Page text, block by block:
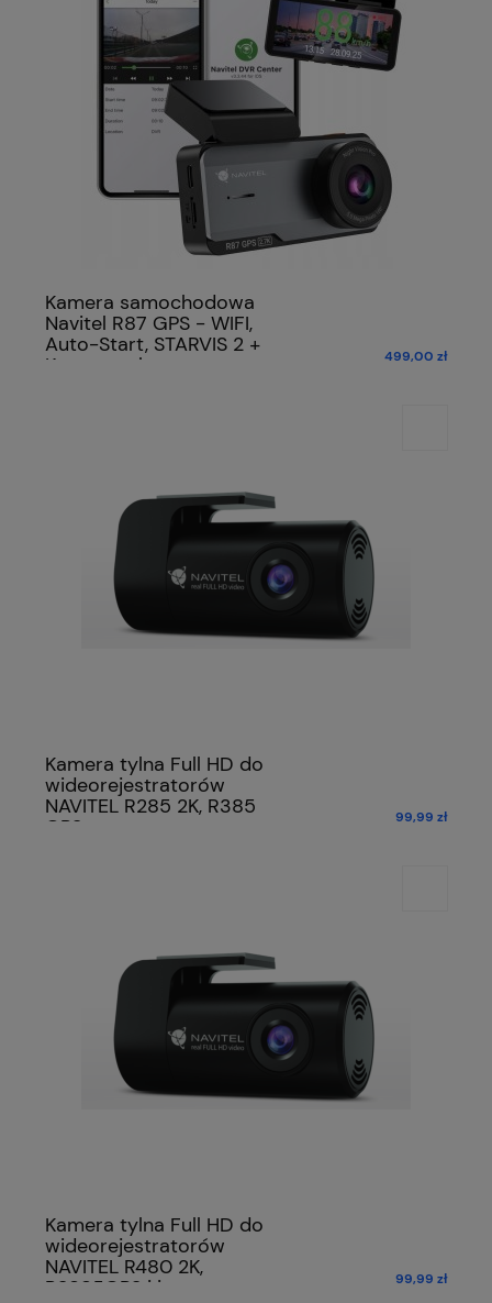
Kamera samochodowa
Navitel R87 GPS - WIFI,
Auto-Start, STARVIS 2 +
Kamera tylna 499,00 zł
Kamera tylna Full HD do
wideorejestratorów
NAVITEL R285 2K, R385
GPS 99,99 zł
Kamera tylna Full HD do
wideorejestratorów
NAVITEL R480 2K,
RS985GPS i inne 99,99 zł